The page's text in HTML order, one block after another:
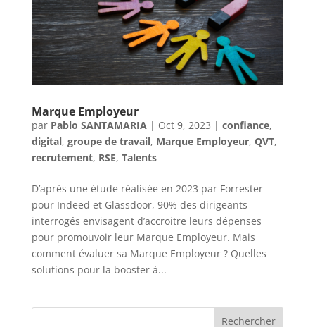
Marque Employeur
par Pablo SANTAMARIA | Oct 9, 2023 | confiance,
digital, groupe de travail, Marque Employeur, QVT,
recrutement, RSE, Talents
D’après une étude réalisée en 2023 par Forrester
pour Indeed et Glassdoor, 90% des dirigeants
interrogés envisagent d’accroitre leurs dépenses
pour promouvoir leur Marque Employeur. Mais
comment évaluer sa Marque Employeur ? Quelles
solutions pour la booster à...
Rechercher